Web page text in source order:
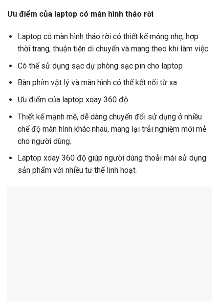
Ưu điểm của laptop có màn hình tháo rời
Laptop có màn hình tháo rời có thiết kế mỏng nhẹ, hợp
thời trang, thuận tiện di chuyển và mang theo khi làm việc
Có thể sử dụng sạc dự phòng sạc pin cho laptop
Bàn phím vật lý và màn hình có thể kết nối từ xa
Ưu điểm của laptop xoay 360 độ
Thiết kế mạnh mẽ, dễ dàng chuyển đổi sử dụng ở nhiều
chế độ màn hình khác nhau, mang lại trải nghiệm mới mẻ
cho người dùng.
Laptop xoay 360 độ giúp người dùng thoải mái sử dụng
sản phẩm với nhiều tư thế linh hoạt.